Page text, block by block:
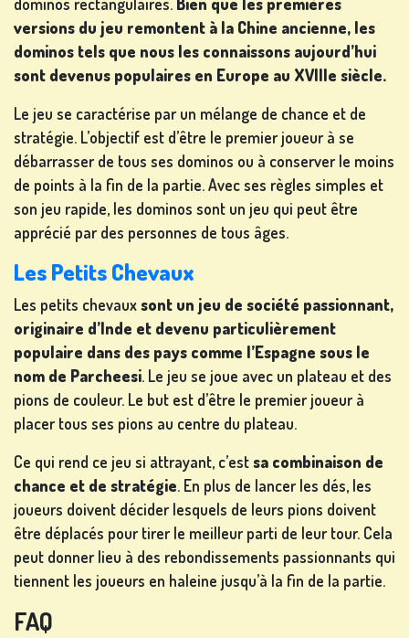
versions du jeu remontent à la Chine ancienne, les
dominos tels que nous les connaissons aujourd’hui
sont devenus populaires en Europe au XVIIIe siècle.
Le jeu se caractérise par un mélange de chance et de
stratégie. L’objectif est d’être le premier joueur à se
débarrasser de tous ses dominos ou à conserver le moins
de points à la fin de la partie. Avec ses règles simples et
son jeu rapide, les dominos sont un jeu qui peut être
apprécié par des personnes de tous âges.
Les Petits Chevaux
Les petits chevauxsont un jeu de société passionnant,
originaire d’Inde et devenu particulièrement
populaire dans des pays comme l’Espagne sous le
nom de Parcheesi. Le jeu se joue avec un plateau et des
pions de couleur. Le but est d’être le premier joueur à
placer tous ses pions au centre du plateau.
Ce qui rend ce jeu si attrayant, c’estsa combinaison de
chance et de stratégie. En plus de lancer les dés, les
joueurs doivent décider lesquels de leurs pions doivent
être déplacés pour tirer le meilleur parti de leur tour. Cela
peut donner lieu à des rebondissements passionnants qui
tiennent les joueurs en haleine jusqu’à la fin de la partie.
FAQ